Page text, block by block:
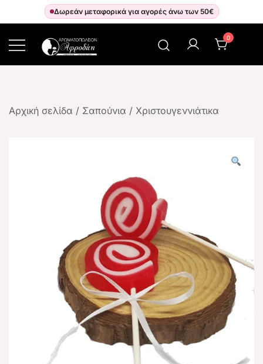
Δωρεάν μεταφορικά για αγορές άνω των 50€
0
Αρχική σελίδα / Σαπούνια / Χριστουγεννιάτικα